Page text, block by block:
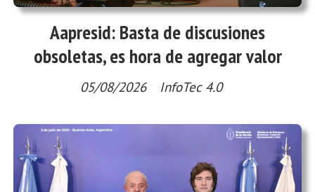
Aapresid: Basta de discusiones
obsoletas, es hora de agregar valor
InfoTec 4.0
05/08/2026